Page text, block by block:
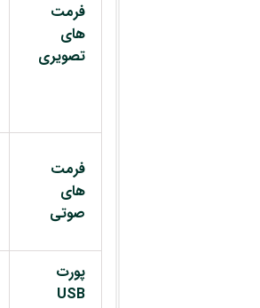
فرمت
های
تصویری
فرمت
های
صوتی
پورت
USB